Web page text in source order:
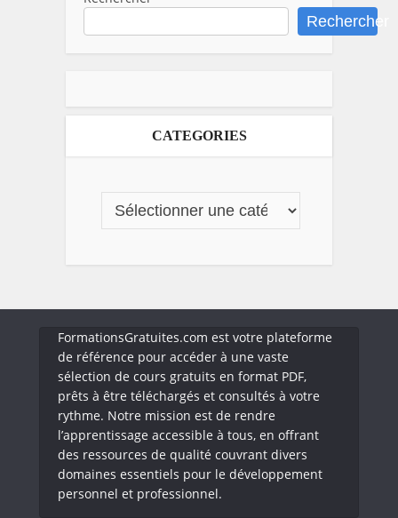
Rechercher
CATEGORIES
FormationsGratuites.com est votre plateforme
de référence pour accéder à une vaste
sélection de cours gratuits en format PDF,
prêts à être téléchargés et consultés à votre
rythme. Notre mission est de rendre
l’apprentissage accessible à tous, en offrant
des ressources de qualité couvrant divers
domaines essentiels pour le développement
personnel et professionnel.